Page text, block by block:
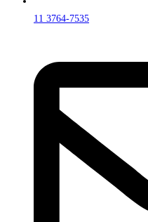
11 3764-7535